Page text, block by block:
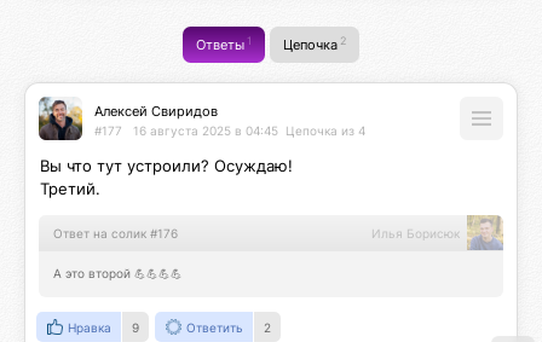
Ответы1 Цепочка 2
Алексей Свиридов
#177 16 августа 2025 в 04:45 Цепочка из 4
Вы что тут устроили? Осуждаю!
Третий.
Ответ на солик #176 Илья Борисюк
А это второй 💪💪💪💪
Нравка 9 Ответить 2